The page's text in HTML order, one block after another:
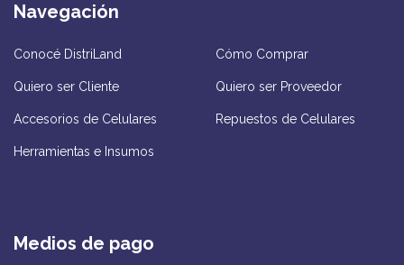
Navegación
Conocé DistriLand Cómo Comprar
Quiero ser Cliente Quiero ser Proveedor
Accesorios de Celulares Repuestos de Celulares
Herramientas e Insumos
Medios de pago